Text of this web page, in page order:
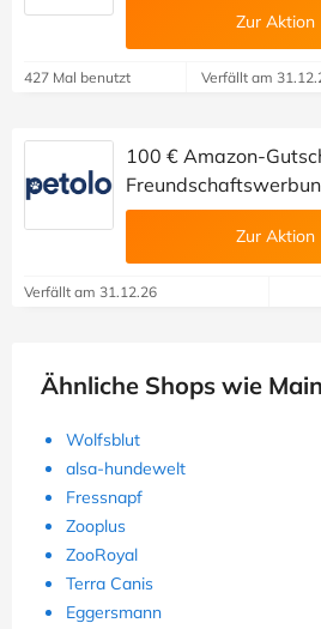
Zur Aktion
427 Mal benutzt Verfällt am
100 € Amazon-
Zur Aktion
Verfällt am 31.12.26
Ähnliche Shops wie
Wolfsblut
alsa-hundewelt
Fressnapf
Zooplus
ZooRoyal
Terra Canis
Eggersmann